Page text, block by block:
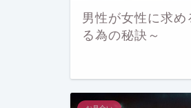
男性が女性に求
る為の秘訣～